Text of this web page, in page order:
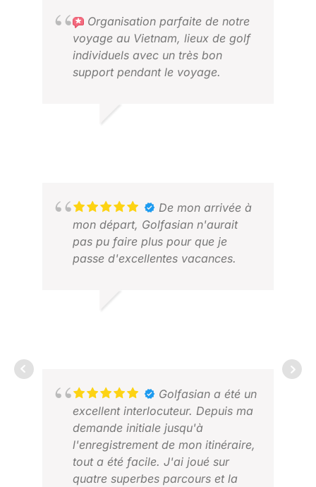
Organisation parfaite de notre
voyage au Vietnam, lieux de golf
individuels avec un très bon
support pendant le voyage.
De mon arrivée à
mon départ, Golfasian n'aurait
pas pu faire plus pour que je
passe d'excellentes vacances.
Golfasian a été un
excellent interlocuteur. Depuis ma
demande initiale jusqu'à
l'enregistrement de mon itinéraire,
tout a été facile. J'ai joué sur
quatre superbes parcours et la